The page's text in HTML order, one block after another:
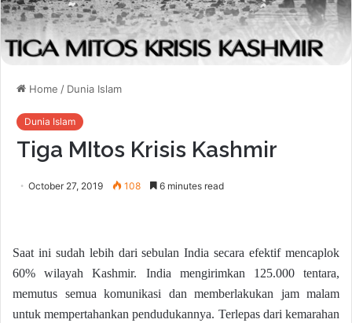
Home / Dunia Islam
Dunia Islam
Tiga MItos Krisis Kashmir
October 27, 2019 108 6 minutes read
Saat ini sudah lebih dari sebulan India secara efektif mencaplok
60% wilayah Kashmir. India mengirimkan 125.000 tentara,
memutus semua komunikasi dan memberlakukan jam malam
untuk mempertahankan pendudukannya. Terlepas dari kemarahan